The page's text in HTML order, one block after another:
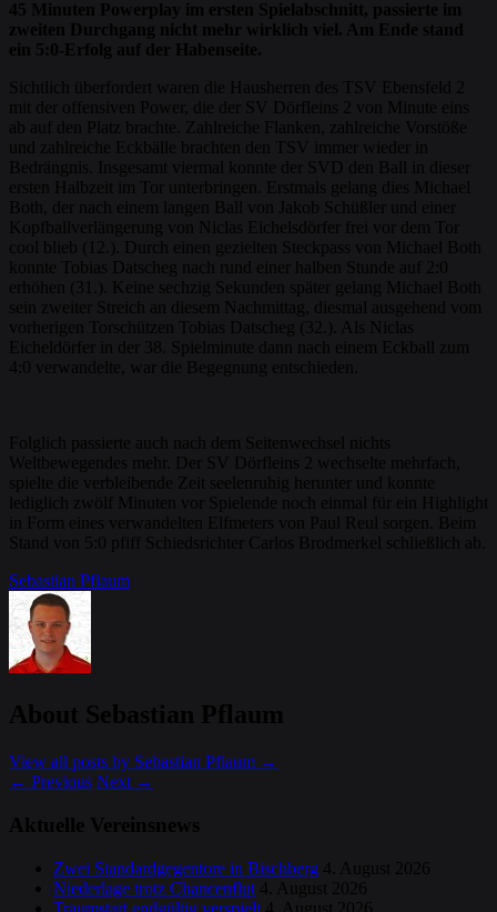
45 Minuten Powerplay im ersten Spielabschnitt, passierte im
zweiten Durchgang nicht mehr wirklich viel. Am Ende stand
ein 5:0-Erfolg auf der Habenseite.
Sichtlich überfordert waren die Hausherren des TSV Ebensfeld 2
mit der offensiven Power, die der SV Dörfleins 2 von Minute eins
ab auf den Platz brachte. Zahlreiche Flanken, zahlreiche Vorstöße
und zahlreiche Eckbälle brachten den TSV immer wieder in
Bedrängnis. Insgesamt viermal konnte der SVD den Ball in dieser
ersten Halbzeit im Tor unterbringen. Erstmals gelang dies Michael
Both, der nach einem langen Ball von Jakob Schüßler und einer
Kopfballverlängerung von Niclas Eichelsdörfer frei vor dem Tor
cool blieb (12.). Durch einen gezielten Steckpass von Michael Both
konnte Tobias Datscheg nach rund einer halben Stunde auf 2:0
erhöhen (31.). Keine sechzig Sekunden später gelang Michael Both
sein zweiter Streich an diesem Nachmittag, diesmal ausgehend vom
vorherigen Torschützen Tobias Datscheg (32.). Als Niclas
Eicheldörfer in der 38. Spielminute dann nach einem Eckball zum
4:0 verwandelte, war die Begegnung entschieden.
Folglich passierte auch nach dem Seitenwechsel nichts
Weltbewegendes mehr. Der SV Dörfleins 2 wechselte mehrfach,
spielte die verbleibende Zeit seelenruhig herunter und konnte
lediglich zwölf Minuten vor Spielende noch einmal für ein Highlight
in Form eines verwandelten Elfmeters von Paul Reul sorgen. Beim
Stand von 5:0 pfiff Schiedsrichter Carlos Brodmerkel schließlich ab.
Sebastian Pflaum
About Sebastian Pflaum
View all posts by Sebastian Pflaum →
← Previous Next →
Aktuelle Vereinsnews
Zwei Standardgegentore in Bischberg 4. August 2026
Niederlage trotz Chancenflut 4. August 2026
Traumstart endgültig verspielt 4. August 2026